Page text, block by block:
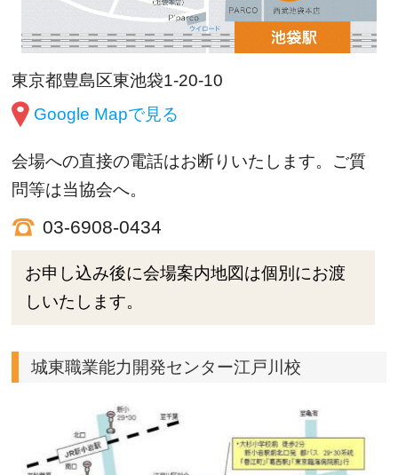
東京都豊島区東池袋1-20-10
Google Mapで見る
会場への直接の電話はお断りいたします。ご質
問等は当協会へ。
03-6908-0434
お申し込み後に会場案内地図は個別にお渡
しいたします。
城東職業能力開発センター江戸川校